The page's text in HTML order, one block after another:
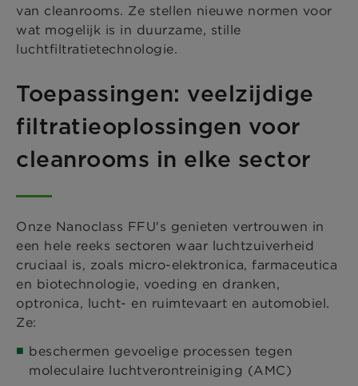
van cleanrooms. Ze stellen nieuwe normen voor
wat mogelijk is in duurzame, stille
luchtfiltratietechnologie.
Toepassingen: veelzijdige
filtratieoplossingen voor
cleanrooms in elke sector
Onze Nanoclass FFU's genieten vertrouwen in
een hele reeks sectoren waar luchtzuiverheid
cruciaal is, zoals micro-elektronica, farmaceutica
en biotechnologie, voeding en dranken,
optronica, lucht- en ruimtevaart en automobiel.
Ze:
beschermen gevoelige processen tegen
moleculaire luchtverontreiniging (AMC)